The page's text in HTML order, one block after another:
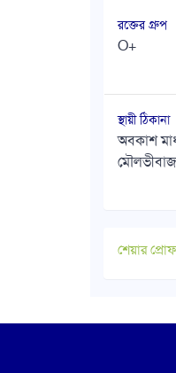
রক্তের গ্রুপ
O+
স্থায়ী ঠিকানা
অবকাশ
শেয়ার